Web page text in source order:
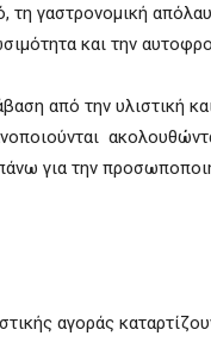
τη γαστρονομική
και την
από την υλιστική
για την
αγοράς